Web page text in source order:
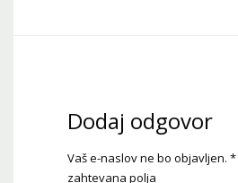
Dodaj odgovor
Vaš e-naslov ne bo objavljen. *
zahtevana polja